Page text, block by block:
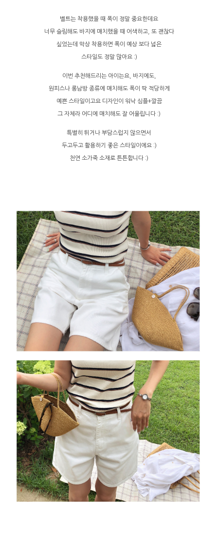
벨트는 착용했을 때 폭이 정말 중요한데요
너무 슬림해도 바지에 매치했을 때 어색하고, 또 괜찮다
싶었는데 막상 착용하면 폭이 예상 보다 넓은
스타일도 정말 많아요 :)
이번 추천해드리는 아이는요, 바지에도,
원피스나 롱남방 종류에 매치해도 폭이 딱 적당하게
예쁜 스타일이고요 디자인이 워낙 심플+깔끔
그 자체라 어디에 매치해도 잘 어울립니다 :)
특별히 튀거나 부담스럽지 않으면서
두고두고 활용하기 좋은 스타일이에요 :)
천연 소가죽 소재로 튼튼합니다 :)